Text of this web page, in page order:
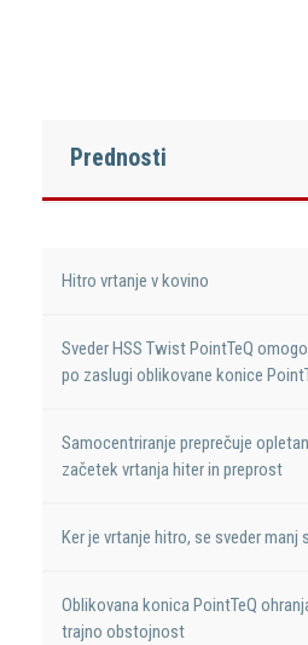
Prednosti
Hitro vrtanje v kovino
Sveder HSS Twist PointTeQ
po zaslugi oblikovane konice
Samocentriranje preprečuje
začetek vrtanja hiter in preprost
Ker je vrtanje hitro, se sveder manj
Oblikovana konica PointTeQ
trajno obstojnost